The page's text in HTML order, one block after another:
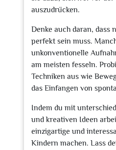
auszudrücken.
Denke auch daran, dass
perfekt sein muss.
unkonventionelle
am meisten fesseln.
Techniken aus wie
das Einfangen von
Indem du mit
und kreativen Ideen
einzigartige und
Kindern machen. Lass